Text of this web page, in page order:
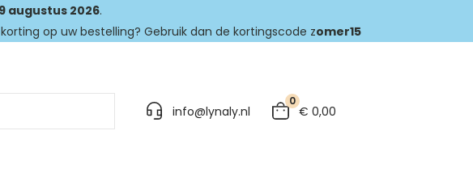
augustus 2026.
op uw bestelling? Gebruik dan de kortingscode zomer15
info@lynaly.nl
0
€ 0,00